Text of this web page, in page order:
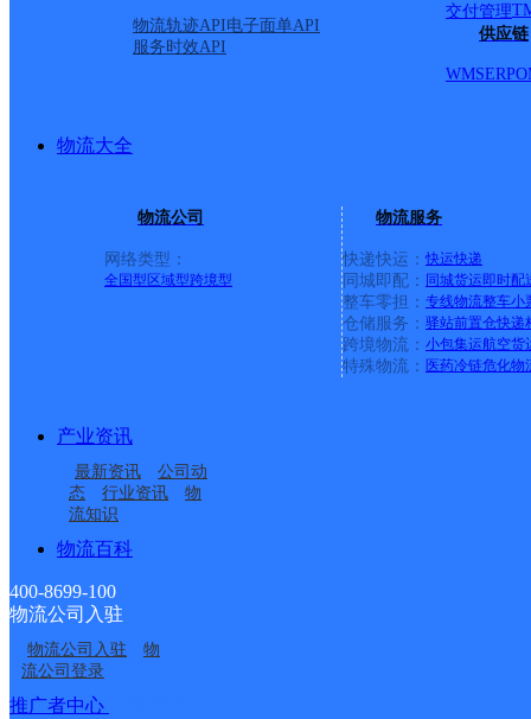
物流轨迹API电子面单API
服务时效API
交付管理
供应链
WMSERP
物流大全
物流公司
网络类型：
全国型 区域型跨境型
物流服务
快递快运： 快运快递
同城即配： 同城货运即时配
整车零担： 专线物流整车小
仓储服务： 驿站前置仓快递
跨境物流： 小包集运航空货
特殊物流： 医药冷链危化物
产业资讯
最新资讯
公司动
态
行业资讯
物
流知识
物流百科
400-8699-100
物流公司入驻
物流公司入驻
物
流公司登录
推广者中心
云南红河州蒙自公司大
屯分部
红河州个旧
个旧市锡城镇合作点
ID1443
云南个旧市营业部
贾沙邮政所
倘甸邮政所
接口API